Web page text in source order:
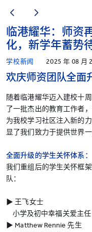
临港耀华：师资
化，新学年蓄势
学校新闻 2025 年 08 月
欢庆师资团队全面
随着临港耀华迈入建校十
了一批杰出的教育工作者
为我校学习社区注入新的
显了我们致力于提供世界
全面升级的学生关怀体系：
我们重组后的学生关怀框
队：
▶︎ 王飞女士
小学及初中幸福关爱主任
▶︎ Matthew Rennie 先生